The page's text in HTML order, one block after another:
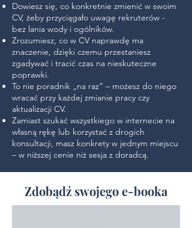
Dowiesz się, co konkretnie zmienić w swoim
CV, żeby przyciągało uwagę rekruterów -
bez lania wody i ogólników.
Zrozumiesz, co w CV naprawdę ma
znaczenie, dzięki czemu przestaniesz
zgadywać i tracić czas na nieskuteczne
poprawki.
To nie poradnik „na raz” – możesz do niego
wracać przy każdej zmianie pracy czy
aktualizacji CV.
Zamiast szukać wszystkiego w internecie na
własną rękę lub korzystać z drogich
konsultacji, masz konkrety w jednym miejscu
– w niższej cenie niż sesja z doradcą.
Zdobądź swojego e-booka